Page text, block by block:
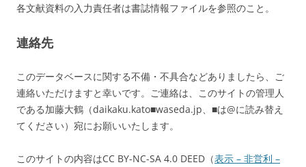
各文献資料の入力責任者は書誌情報ファイルを参照のこと。
連絡先
このデータベースに関する不備・不具合などありましたら、ご
連絡いただけますと幸いです。ご連絡は、このサイトの管理人
である加藤大鶴（daikaku.kato■waseda.jp、■は@に読み替え
てください）宛にお願いいたします。
このサイトの内容はCC BY-NC-SA 4.0 DEED（表示 – 非営利 –